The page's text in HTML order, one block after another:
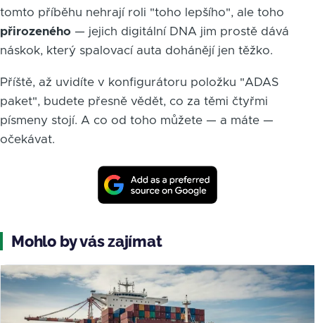
tomto příběhu nehrají roli "toho lepšího", ale toho
přirozeného — jejich digitální DNA jim prostě dává
náskok, který spalovací auta dohánějí jen těžko.
Příště, až uvidíte v konfigurátoru položku "ADAS
paket", budete přesně vědět, co za těmi čtyřmi
písmeny stojí. A co od toho můžete — a máte —
očekávat.
Mohlo by vás zajímat